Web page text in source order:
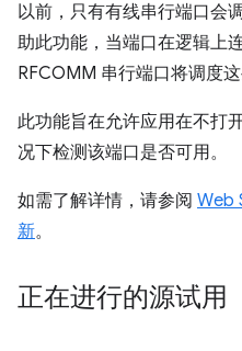
以前，只有有线串行端口会
助此功能，当端口在逻辑上
RFCOMM 串行端口将调度这
此功能旨在允许应用在不打
况下检测该端口是否可用。
如需了解详情，请参阅 Web
新。
正在进行的源试用